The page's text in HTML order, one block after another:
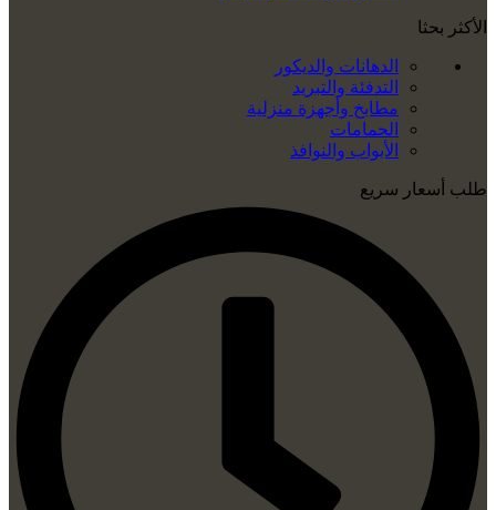
الأكثر بحثا
الدهانات والديكور
التدفئة والتبريد
مطابخ وأجهزة منزلية
الحمامات
الأبواب والنوافذ
طلب أسعار سريع